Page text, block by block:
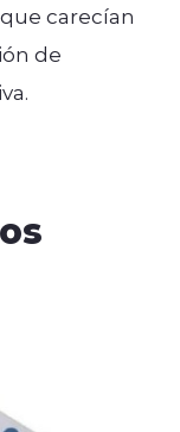
carecían
de